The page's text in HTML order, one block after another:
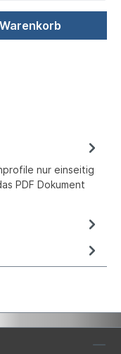
nur einseitig
PDF Dokument